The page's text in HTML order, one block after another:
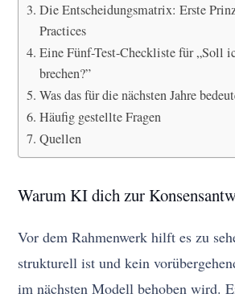
Die Entscheidungsmatrix: Erste
Practices
Eine Fünf-Test-Checkliste für „Soll
brechen?”
Was das für die nächsten Jahre
Häufig gestellte Fragen
Quellen
Warum KI dich zur
Vor dem Rahmenwerk hilft es zu
strukturell ist und kein
im nächsten Modell behoben wird.